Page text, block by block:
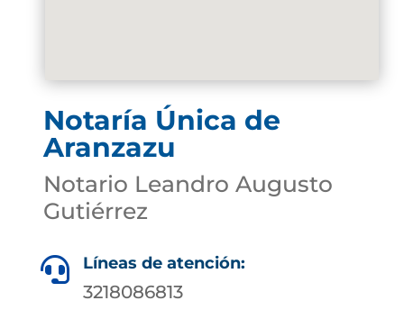
Notaría Única de
Aranzazu
Notario Leandro Augusto
Gutiérrez
 Líneas de atención:
3218086813